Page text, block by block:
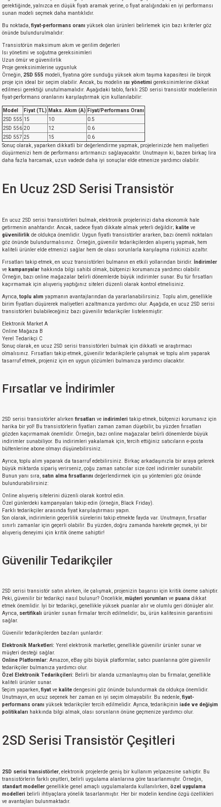
gerektiğinde, yalnızca en düşük fiyatı aramak yerine, o fiyat aralığındaki en iyi performansı
sunan modeli seçmek daha mantıklıdır.
Bu noktada, fiyat-performans oranı yüksek olan ürünleri belirlemek için bazı kriterler göz
önünde bulundurulmalıdır:
Transistörün maksimum akım ve gerilim değerleri
Isı yönetimi ve soğutma gereksinimleri
Uzun ömür ve güvenilirlik
Proje gereksinimlerine uygunluk
Örneğin, 2SD 555 modeli, fiyatına göre sunduğu yüksek akım taşıma kapasitesi ile birçok
proje için ideal bir seçim olabilir. Ancak, bu modelin ısı yönetimi gereksinimlerine dikkat
edilmesi gerektiği unutulmamalıdır. Aşağıdaki tablo, farklı 2SD serisi transistör modellerinin
fiyat-performans oranlarını karşılaştırmak için kullanılabilir:
Model Fiyat (TL) Maks. Akım (A) Fiyat/Performans Oranı
2SD 555 15 10
0.5
2SD 556 20 12
0.6
2SD 557 25 15
0.6
Sonuç olarak, yaparken dikkatli bir değerlendirme yapmak, projelerinizde hem maliyetleri
düşürmenizi hem de performansı artırmanızı sağlayacaktır. Unutmayın ki, bazen birkaç lira
daha fazla harcamak, uzun vadede daha iyi sonuçlar elde etmenize yardımcı olabilir.
En Ucuz 2SD Serisi Transistör
En ucuz 2SD serisi transistörleri bulmak, elektronik projelerinizi daha ekonomik hale
getirmenin anahtarıdır. Ancak, sadece fiyatı dikkate almak yeterli değildir; kalite ve
güvenilirlik de oldukça önemlidir. Uygun fiyatlı transistörler ararken, bazı önemli noktaları
göz önünde bulundurmalısınız. Örneğin, güvenilir tedarikçilerden alışveriş yapmak, hem
kaliteli ürünler elde etmenizi sağlar hem de olası sorunlarla karşılaşma riskinizi azaltır.
Fırsatları takip etmek, en ucuz transistörleri bulmanın en etkili yollarından biridir. İndirimler
ve kampanyalar hakkında bilgi sahibi olmak, bütçenizi korumanıza yardımcı olabilir.
Örneğin, bazı online mağazalar belirli dönemlerde büyük indirimler sunar. Bu tür fırsatları
kaçırmamak için alışveriş yaptığınız siteleri düzenli olarak kontrol etmelisiniz.
Ayrıca, toplu alım yapmanın avantajlarından da yararlanabilirsiniz. Toplu alım, genellikle
birim fiyatları düşürerek maliyetleri azaltmanıza yardımcı olur. Aşağıda, en ucuz 2SD serisi
transistörleri bulabileceğiniz bazı güvenilir tedarikçiler listelenmiştir:
Elektronik Market A
Online Mağaza B
Yerel Tedarikçi C
Sonuç olarak, en ucuz 2SD serisi transistörleri bulmak için dikkatli ve araştırmacı
olmalısınız. Fırsatları takip etmek, güvenilir tedarikçilerle çalışmak ve toplu alım yaparak
tasarruf etmek, projeniz için en uygun çözümleri bulmanıza yardımcı olacaktır.
Fırsatlar ve İndirimler
2SD serisi transistörler alırken fırsatları ve indirimleri takip etmek, bütçenizi korumanız için
harika bir yol! Bu transistörlerin fiyatları zaman zaman düşebilir, bu yüzden fırsatları
gözden kaçırmamak önemlidir. Örneğin, bazı online mağazalar belirli dönemlerde büyük
indirimler sunabiliyor. Bu indirimleri yakalamak için, tercih ettiğiniz satıcıların e-posta
bültenlerine abone olmayı düşünebilirsiniz.
Ayrıca, toplu alım yaparak da tasarruf edebilirsiniz. Birkaç arkadaşınızla bir araya gelerek
büyük miktarda sipariş verirseniz, çoğu zaman satıcılar size özel indirimler sunabilir.
Bunun yanı sıra, satın alma fırsatlarını değerlendirmek için şu yöntemleri göz önünde
bulundurabilirsiniz:
Online alışveriş sitelerini düzenli olarak kontrol edin.
Özel günlerdeki kampanyaları takip edin (örneğin, Black Friday).
Farklı tedarikçiler arasında fiyat karşılaştırması yapın.
Son olarak, indirimlerin geçerlilik sürelerini takip etmekte fayda var. Unutmayın, fırsatlar
sınırlı zamanlar için geçerli olabilir. Bu yüzden, doğru zamanda harekete geçmek, iyi bir
alışveriş deneyimi için kritik öneme sahiptir!
Güvenilir Tedarikçiler
2SD serisi transistör satın alırken, ile çalışmak, projenizin başarısı için kritik öneme sahiptir.
Peki, güvenilir bir tedarikçi nasıl bulunur? Öncelikle, müşteri yorumları ve puana dikkat
etmek önemlidir. İyi bir tedarikçi, genellikle yüksek puanlar alır ve olumlu geri dönüşler alır.
Ayrıca, sertifikalı ürünler sunan firmalar tercih edilmelidir; bu, ürün kalitesinin garantisini
sağlar.
Güvenilir tedarikçilerden bazıları şunlardır:
Elektronik Marketleri: Yerel elektronik marketler, genellikle güvenilir ürünler sunar ve
müşteri desteği sağlar.
Online Platformlar: Amazon, eBay gibi büyük platformlar, satıcı puanlarına göre güvenilir
tedarikçiler bulmanıza yardımcı olur.
Özel Elektronik Tedarikçileri: Belirli bir alanda uzmanlaşmış olan bu firmalar, genellikle
kaliteli ürünler sunar.
Seçim yaparken, fiyat ve kalite dengesini göz önünde bulundurmak da oldukça önemlidir.
Unutmayın, en ucuz seçenek her zaman en iyi seçim olmayabilir. Bu nedenle, fiyat-
performans oranı yüksek tedarikçiler tercih edilmelidir. Ayrıca, tedarikçinin iade ve değişim
politikaları hakkında bilgi almak, olası sorunların önüne geçmenize yardımcı olur.
2SD Serisi Transistör Çeşitleri
2SD serisi transistörler , elektronik projelerde geniş bir kullanım yelpazesine sahiptir. Bu
transistörlerin farklı çeşitleri, belirli uygulama alanlarına göre tasarlanmıştır. Örneğin,
standart modeller genellikle genel amaçlı uygulamalarda kullanılırken, özel uygulama
modelleri belirli ihtiyaçlara yönelik tasarlanmıştır. Her bir modelin kendine özgü özellikleri
ve avantajları bulunmaktadır.